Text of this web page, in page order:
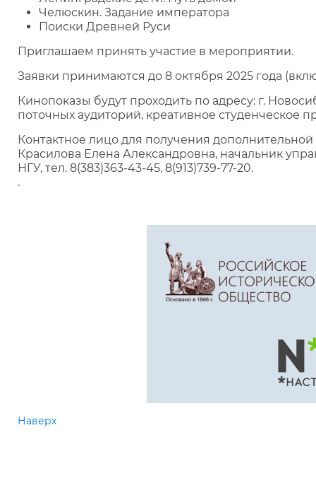
Челюскин. Задание императора
Поиски Древней Руси
Приглашаем принять участие в мероприятии.
Заявки принимаются до 8 октября 2025 года
Кинопоказы будут проходить по адресу: г.
поточных аудиторий, креативное студенческое
Контактное лицо для получения
Красилова Елена Александровна, начальник
НГУ, тел. 8(383)363-43-45, 8(913)739-77-20.
.
Наверх